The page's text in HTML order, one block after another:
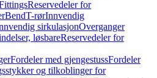
Reservedeler for
BendT-rørInnvendig
sirkulasjonOverganger
løsbareReservedeler for
Fordeler med gjengestussFordeler
og tilkoblinger for